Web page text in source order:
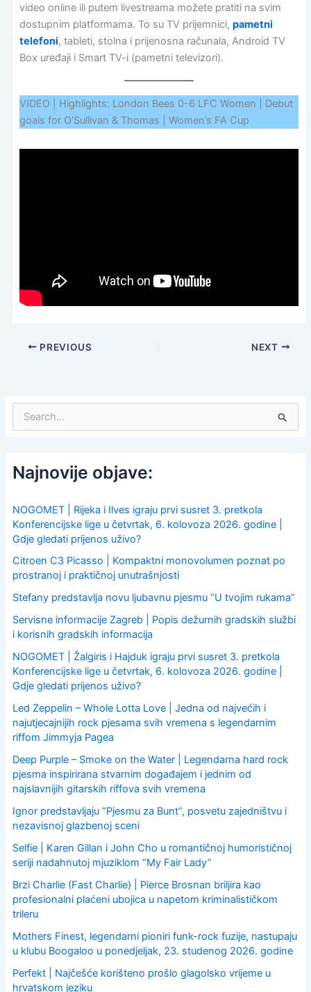
video online ili putem livestreama možete pratiti na svim
dostupnim platformama. To su TV prijemnici, pametni
telefoni, tableti, stolna i prijenosna računala, Android TV
Box uređaji i Smart TV-i (pametni televizori).
VIDEO | Highlights: London Bees 0-6 LFC Women | Debut
goals for O’Sullivan & Thomas | Women’s FA Cup
PREVIOUS NEXT
c
h
o
r
:
Najnovije objave:
NOGOMET | Rijeka i Ilves igraju prvi susret 3. pretkola
Konferencijske lige u četvrtak, 6. kolovoza 2026. godine |
Gdje gledati prijenos uživo?
Citroen C3 Picasso | Kompaktni monovolumen poznat po
prostranoj i praktičnoj unutrašnjosti
Stefany predstavlja novu ljubavnu pjesmu “U tvojim rukama”
Servisne informacije Zagreb | Popis dežurnih gradskih službi
i korisnih gradskih informacija
NOGOMET | Žalgiris i Hajduk igraju prvi susret 3. pretkola
Konferencijske lige u četvrtak, 6. kolovoza 2026. godine |
Gdje gledati prijenos uživo?
Led Zeppelin – Whole Lotta Love | Jedna od najvećih i
najutjecajnijih rock pjesama svih vremena s legendarnim
riffom Jimmyja Pagea
Deep Purple – Smoke on the Water | Legendarna hard rock
pjesma inspirirana stvarnim događajem i jednim od
najslavnijih gitarskih riffova svih vremena
Ignor predstavljaju “Pjesmu za Bunt”, posvetu zajedništvu i
nezavisnoj glazbenoj sceni
Selfie | Karen Gillan i John Cho u romantičnoj humorističnoj
seriji nadahnutoj mjuziklom “My Fair Lady”
Brzi Charlie (Fast Charlie) | Pierce Brosnan briljira kao
profesionalni plaćeni ubojica u napetom kriminalističkom
trileru
Mothers Finest, legendarni pioniri funk-rock fuzije, nastupaju
u klubu Boogaloo u ponedjeljak, 23. studenog 2026. godine
Perfekt | Najčešće korišteno prošlo glagolsko vrijeme u
hrvatskom jeziku